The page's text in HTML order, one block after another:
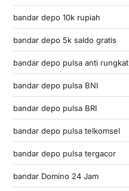
bandar depo 10k rupiah
bandar depo 5k saldo gratis
bandar depo pulsa anti rungkat
bandar depo pulsa BNI
bandar depo pulsa BRI
bandar depo pulsa telkomsel
bandar depo pulsa tergacor
bandar Domino 24 Jam